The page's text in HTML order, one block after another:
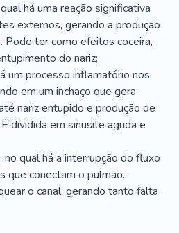
há uma reação significativa
externos, gerando a produção
Pode ter como efeitos coceira,
do nariz;
um processo inflamatório nos
em um inchaço que gera
nariz entupido e produção de
dividida em sinusite aguda e
no qual há a interrupção do fluxo
que conectam o pulmão.
o canal, gerando tanto falta